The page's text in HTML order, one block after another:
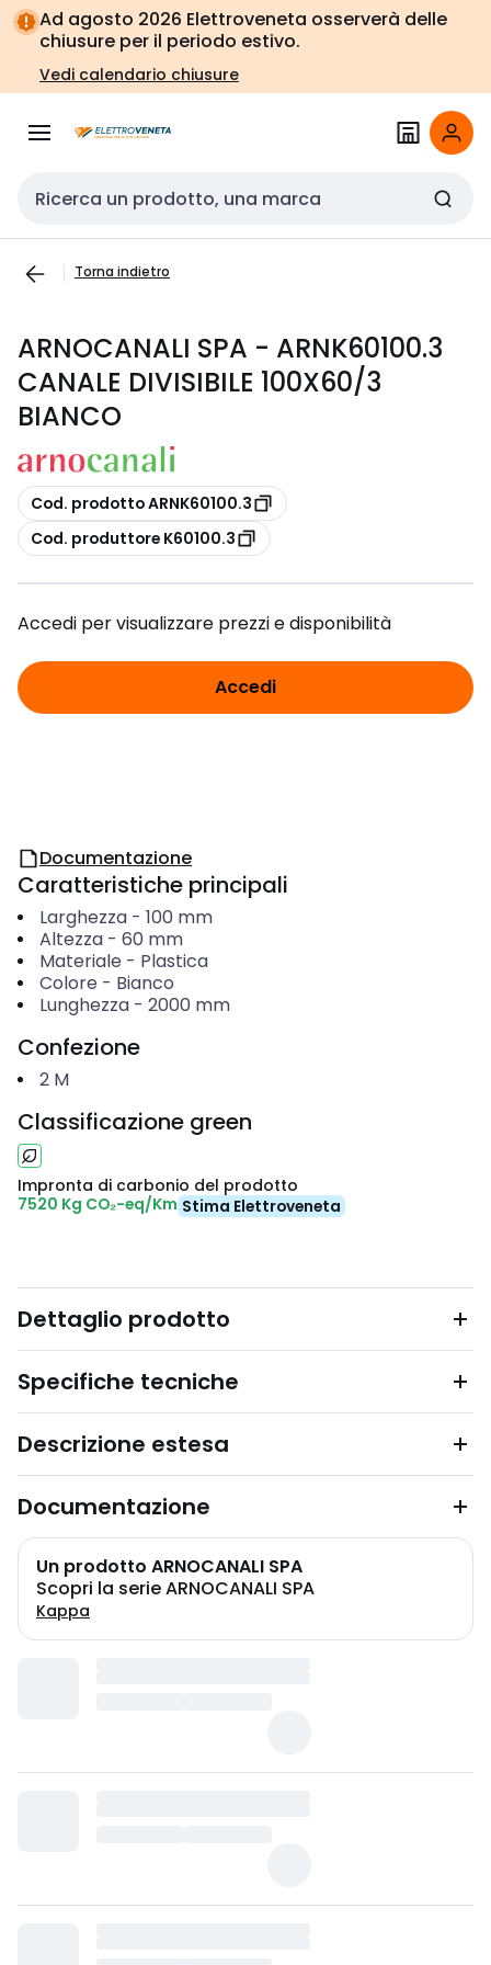
Vai alla
navigazione
Vai
alla
pagina
Ad agosto 2026 Elettroveneta osserverà delle
chiusure per il periodo estivo.
Vedi calendario chiusure
Cerca input
Torna indietro
ARNOCANALI SPA - ARNK60100.3
CANALE DIVISIBILE 100X60/3
BIANCO
copia
Cod. prodotto ARNK60100.3
copia
Cod. produttore K60100.3
Accedi per visualizzare prezzi e disponibilità
Accedi
Documentazione
Caratteristiche principali
Larghezza- 100 mm
Altezza- 60 mm
Materiale - Plastica
Colore - Bianco
Lunghezza- 2000 mm
Confezione
2 M
Classificazione green
Impronta di carbonio del prodotto
7520 Kg CO₂-eq/Km Stima Elettroveneta
Dettaglio prodotto
Specifiche tecniche
Descrizione estesa
Documentazione
Un prodotto ARNOCANALI SPA
Scopri la serie ARNOCANALI SPA
Kappa